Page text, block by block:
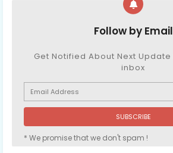
Follow by Email
Get Notified About Next
inbox
* We promise that we don't spam !